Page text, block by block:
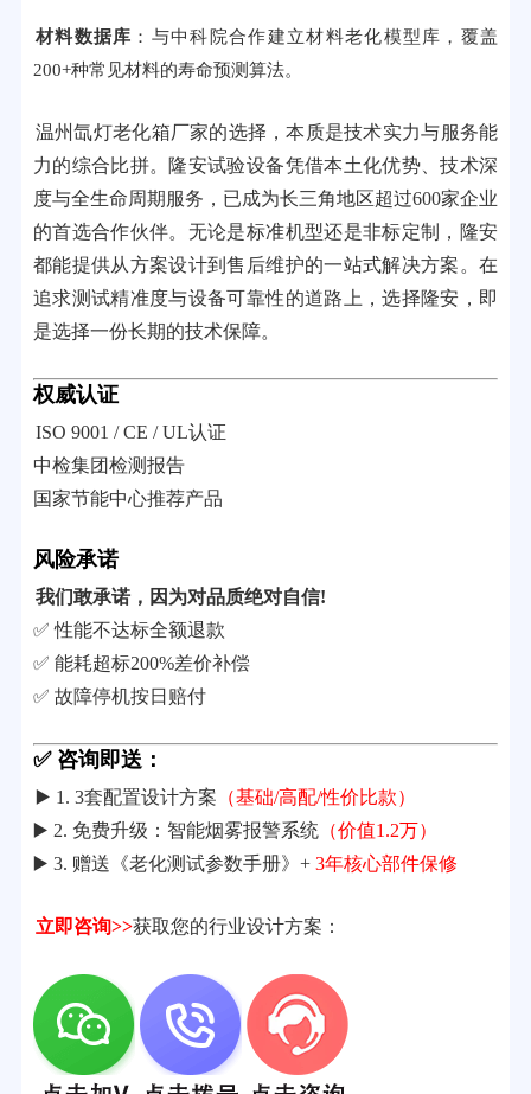
材料数据库 ：与中科院合作建立材料老化模型库，覆盖
200+种常见材料的寿命预测算法。
温州氙灯老化箱厂家的选择，本质是技术实力与服务能
力的综合比拼。隆安试验设备凭借本土化优势、技术深
度与全生命周期服务，已成为长三角地区超过600家企业
的首选合作伙伴。无论是标准机型还是非标定制，隆安
都能提供从方案设计到售后维护的一站式解决方案。在
追求测试精准度与设备可靠性的道路上，选择隆安，即
是选择一份长期的技术保障。
权威认证
ISO 9001 / CE / UL认证
中检集团检测报告
国家节能中心推荐产品
风险承诺
我们敢承诺，因为对品质绝对自信!
✅ 性能不达标全额退款
✅ 能耗超标200%差价补偿
✅ 故障停机按日赔付
✅ 咨询即送：
▶️ 1. 3套配置设计方案 （基础/高配/性价比款）
▶️ 2. 免费升级：智能烟雾报警系统（价值1.2万）
▶️ 3. 赠送《老化测试参数手册》+ 3年核心部件保修
立即咨询>>获取您的行业设计方案：